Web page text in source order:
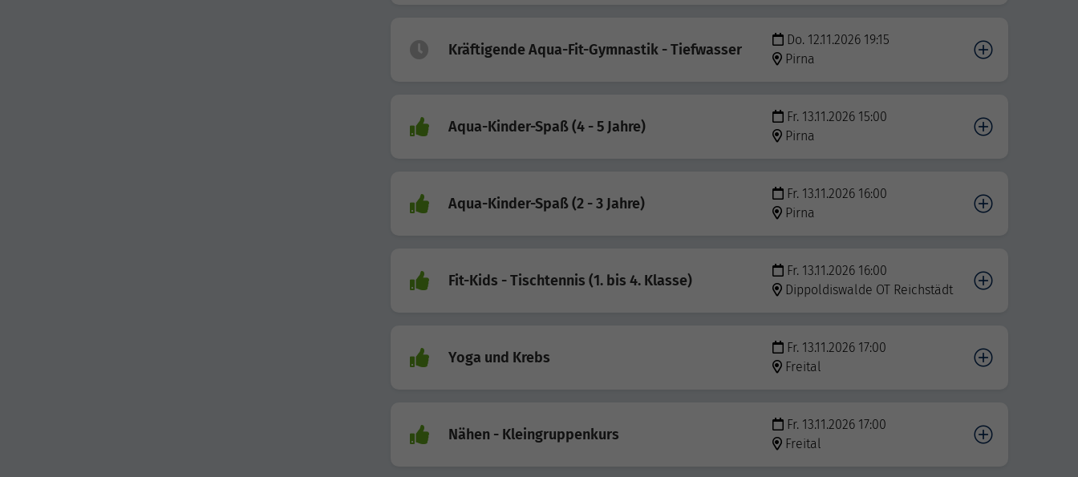
Kräftigende Aqua-Fit-Gymnastik - Tiefwasser
Do. 12.11.2026 19:15
Pirna
Aqua-Kinder-Spaß (4 - 5 Jahre)
Fr. 13.11.2026 15:00
Pirna
Aqua-Kinder-Spaß (2 - 3 Jahre)
Fr. 13.11.2026 16:00
Pirna
Fit-Kids - Tischtennis (1. bis 4. Klasse)
Fr. 13.11.2026 16:00
Dippoldiswalde OT Reichstädt
Yoga und Krebs
Fr. 13.11.2026 17:00
Freital
Nähen - Kleingruppenkurs
Fr. 13.11.2026 17:00
Freital